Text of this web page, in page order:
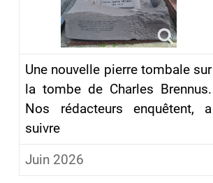
Une nouvelle pierre tombale sur
la tombe de Charles Brennus.
Nos rédacteurs enquêtent, a
suivre
Juin 2026